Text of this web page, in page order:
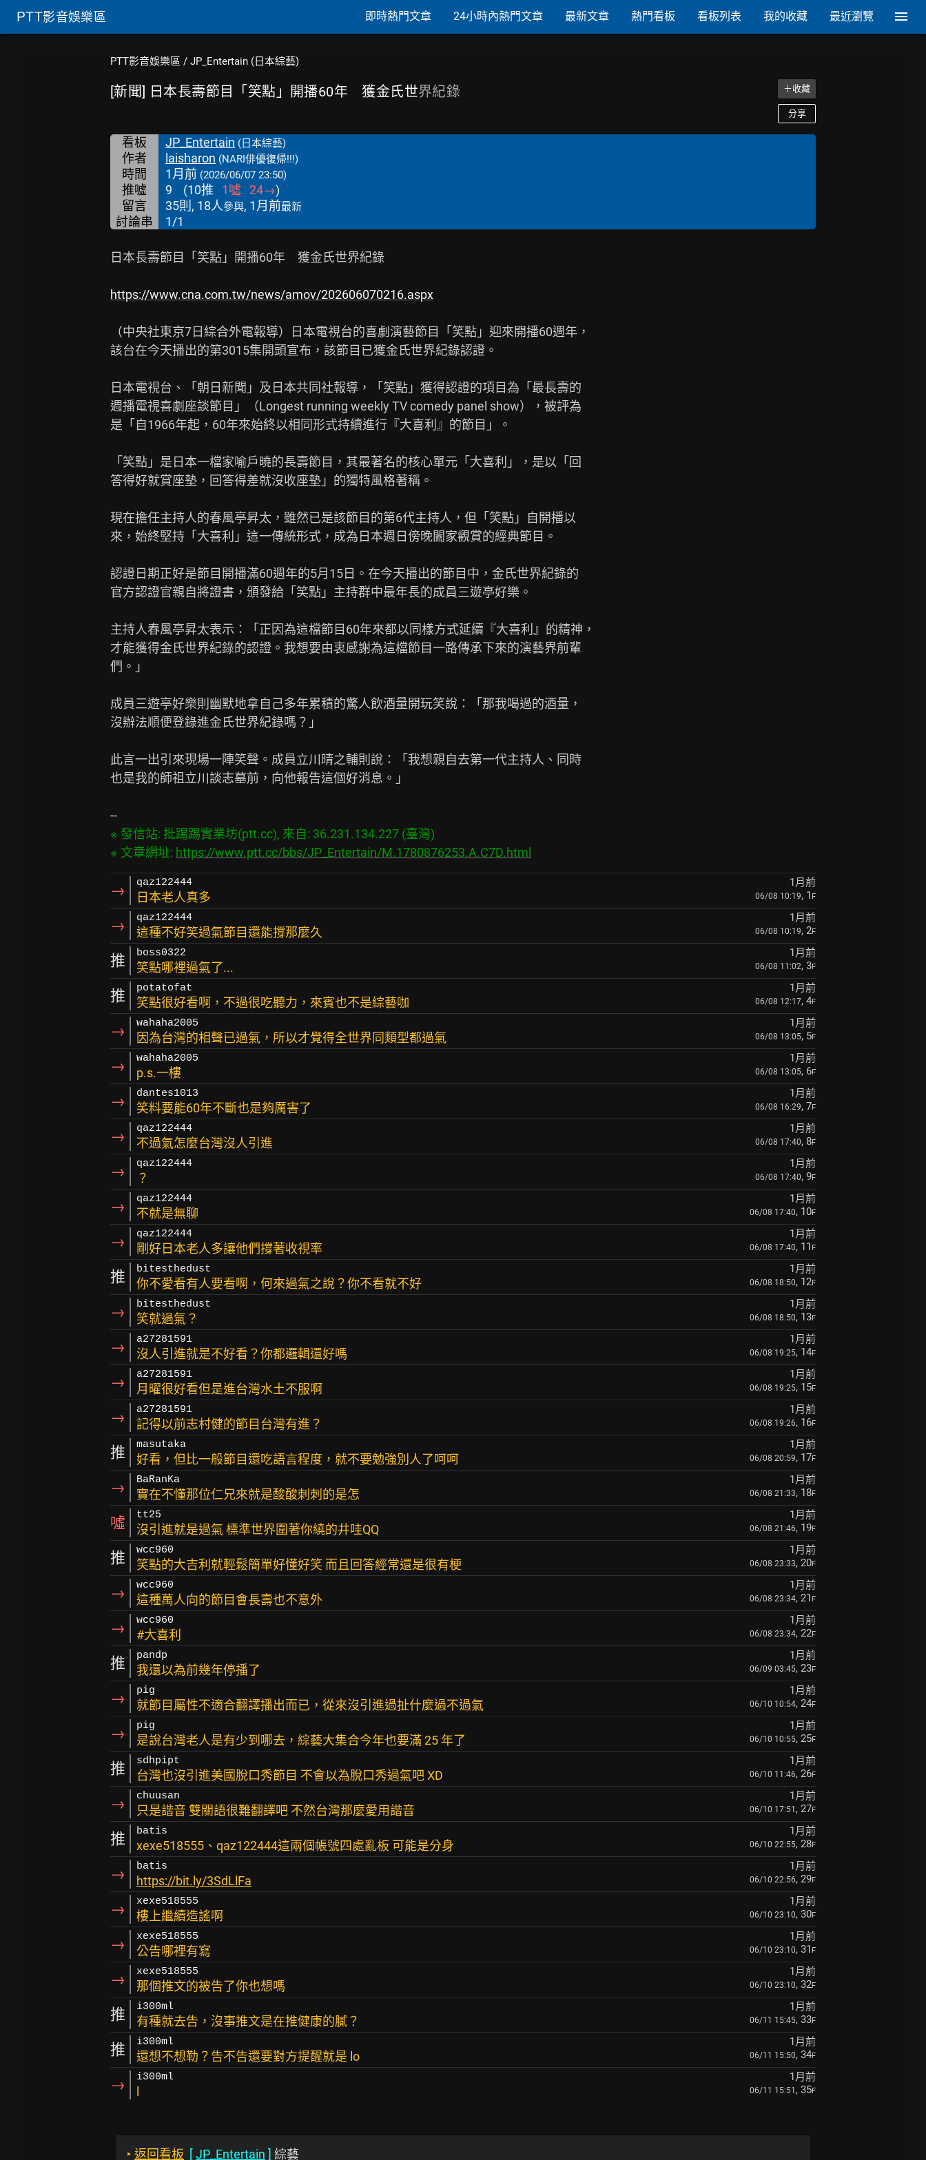
PTT影音娛樂區 即時熱門文章 24小時內熱門文章 最新文章 熱門看板 看板列表 我的收藏 最近瀏覽
PTT影音娛樂區 / JP_Entertain (日本綜藝)
[新聞] 日本長壽節目「笑點」開播60年 獲金氏世界紀錄 ＋收藏
分享
看板 JP_Entertain (日本綜藝)
作者 laisharon (NARI俳優復帰!!!)
時間 1月前 (2026/06/07 23:50)
推噓 9 (10推 1噓 24→)
留言
35則, 18人參與, 1月前最新
討論串 1/1
日本長壽節目「笑點」開播60年　獲金氏世界紀錄
https://www.cna.com.tw/news/amov/202606070216.aspx
（中央社東京7日綜合外電報導）日本電視台的喜劇演藝節目「笑點」迎來開播60週年，
該台在今天播出的第3015集開頭宣布，該節目已獲金氏世界紀錄認證。
日本電視台、「朝日新聞」及日本共同社報導，「笑點」獲得認證的項目為「最長壽的
週播電視喜劇座談節目」（Longest running weekly TV comedy panel show），被評為
是「自1966年起，60年來始終以相同形式持續進行『大喜利』的節目」。
「笑點」是日本一檔家喻戶曉的長壽節目，其最著名的核心單元「大喜利」，是以「回
答得好就賞座墊，回答得差就沒收座墊」的獨特風格著稱。
現在擔任主持人的春風亭昇太，雖然已是該節目的第6代主持人，但「笑點」自開播以
來，始終堅持「大喜利」這一傳統形式，成為日本週日傍晚闔家觀賞的經典節目。
認證日期正好是節目開播滿60週年的5月15日。在今天播出的節目中，金氏世界紀錄的
官方認證官親自將證書，頒發給「笑點」主持群中最年長的成員三遊亭好樂。
主持人春風亭昇太表示：「正因為這檔節目60年來都以同樣方式延續『大喜利』的精神，
才能獲得金氏世界紀錄的認證。我想要由衷感謝為這檔節目一路傳承下來的演藝界前輩
們。」
成員三遊亭好樂則幽默地拿自己多年累積的驚人飲酒量開玩笑說：「那我喝過的酒量，
沒辦法順便登錄進金氏世界紀錄嗎？」
此言一出引來現場一陣笑聲。成員立川晴之輔則說：「我想親自去第一代主持人、同時
也是我的師祖立川談志墓前，向他報告這個好消息。」
※ 發信站: 批踢踢實業坊(ptt.cc), 來自: 36.231.134.227 (臺灣)
※ 文章網址: https://www.ptt.cc/bbs/JP_Entertain/M.1780876253.A.C7D.html
→ qaz122444 1月前
日本老人真多 06/08 10:19, 1 F
→ qaz122444 1月前
這種不好笑過氣節目還能撐那麼久 06/08 10:19, 2F
推 boss0322 1月前
笑點哪裡過氣了... 06/08 11:02, 3F
推 potatofat 1月前
笑點很好看啊，不過很吃聽力，來賓也不是綜藝咖 06/08 12:17, 4F
→ wahaha2005 1月前
因為台灣的相聲已過氣，所以才覺得全世界同類型都過氣 06/08 13:05, 5F
→ wahaha2005 1月前
p.s.一樓 06/08 13:05, 6F
→ dantes1013 1月前
笑料要能60年不斷也是夠厲害了 06/08 16:29, 7F
→ qaz122444 1月前
不過氣怎麼台灣沒人引進 06/08 17:40, 8F
→ qaz122444 1月前
？ 06/08 17:40, 9F
→ qaz122444 1月前
不就是無聊 06/08 17:40, 10F
→ qaz122444 1月前
剛好日本老人多讓他們撐著收視率 06/08 17:40, 11 F
推 bitesthedust 1月前
你不愛看有人要看啊，何來過氣之說？你不看就不好 06/08 18:50, 12F
→ bitesthedust 1月前
笑就過氣？ 06/08 18:50, 13F
→ a27281591 1月前
沒人引進就是不好看？你都邏輯還好嗎 06/08 19:25, 14F
→ a27281591 1月前
月曜很好看但是進台灣水土不服啊 06/08 19:25, 15F
→ a27281591 1月前
記得以前志村健的節目台灣有進？ 06/08 19:26, 16F
推 masutaka 1月前
好看，但比一般節目還吃語言程度，就不要勉強別人了呵呵 06/08 20:59, 17F
→ BaRanKa 1月前
實在不懂那位仁兄來就是酸酸刺刺的是怎 06/08 21:33, 18F
噓 tt25 1月前
沒引進就是過氣 標準世界圍著你繞的井哇QQ 06/08 21:46, 19F
推 wcc960 1月前
笑點的大吉利就輕鬆簡單好懂好笑 而且回答經常還是很有梗 06/08 23:33, 20F
→ wcc960 1月前
這種萬人向的節目會長壽也不意外 06/08 23:34, 21 F
→ wcc960 1月前
#大喜利 06/08 23:34, 22F
推 pandp 1月前
我還以為前幾年停播了 06/09 03:45, 23F
→ pig 1月前
就節目屬性不適合翻譯播出而已，從來沒引進過扯什麼過不過氣 06/10 10:54, 24F
→ pig 1月前
是說台灣老人是有少到哪去，綜藝大集合今年也要滿 25 年了 06/10 10:55, 25F
推 sdhpipt 1月前
台灣也沒引進美國脫口秀節目 不會以為脫口秀過氣吧 XD 06/10 11:46, 26F
→ chuusan 1月前
只是諧音 雙關語很難翻譯吧 不然台灣那麼愛用諧音 06/10 17:51 , 27F
推 batis 1月前
xexe518555、qaz122444這兩個帳號四處亂板 可能是分身 06/10 22:55, 28F
→ batis 1月前
https://bit.ly/3SdLlFa 06/10 22:56, 29F
→ xexe518555 1月前
樓上繼續造謠啊 06/10 23:10, 30F
→ xexe518555 1月前
公告哪裡有寫 06/10 23:10, 31 F
→ xexe518555 1月前
那個推文的被告了你也想嗎 06/10 23:10, 32F
推 i300ml 1月前
有種就去告，沒事推文是在推健康的膩？ 06/11 15:45, 33F
推 i300ml 1月前
還想不想勒？告不告還要對方提醒就是 lo 06/11 15:50, 34F
→ i300ml 1月前
06/11 15:51 , 35F
‣ 返回看板 [JP_Entertain ] 綜藝